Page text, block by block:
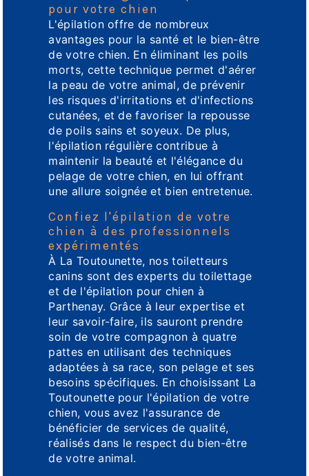
pour votre chien
L'épilation offre de nombreux
avantages pour la santé et le bien-être
de votre chien. En éliminant les poils
morts, cette technique permet d'aérer
la peau de votre animal, de prévenir
les risques d'irritations et d'infections
cutanées, et de favoriser la repousse
de poils sains et soyeux. De plus,
l'épilation régulière contribue à
maintenir la beauté et l'élégance du
pelage de votre chien, en lui offrant
une allure soignée et bien entretenue.
Confiez l'épilation de votre
chien à des professionnels
expérimentés
À La Toutounette, nos toiletteurs
canins sont des experts du toilettage
et de l'épilation pour chien à
Parthenay. Grâce à leur expertise et
leur savoir-faire, ils sauront prendre
soin de votre compagnon à quatre
pattes en utilisant des techniques
adaptées à sa race, son pelage et ses
besoins spécifiques. En choisissant La
Toutounette pour l'épilation de votre
chien, vous avez l'assurance de
bénéficier de services de qualité,
réalisés dans le respect du bien-être
de votre animal.